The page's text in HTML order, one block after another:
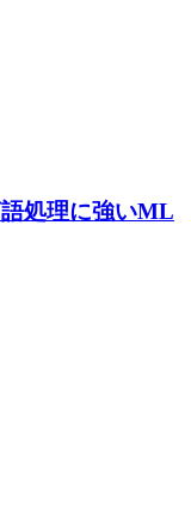
語処理に強いML